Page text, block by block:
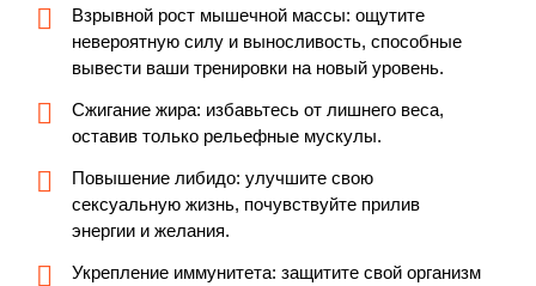
Взрывной рост мышечной массы: ощутите
невероятную силу и выносливость, способные
вывести ваши тренировки на новый уровень.
Сжигание жира: избавьтесь от лишнего веса,
оставив только рельефные мускулы.
Повышение либидо: улучшите свою
сексуальную жизнь, почувствуйте прилив
энергии и желания.
Укрепление иммунитета: защитите свой организм